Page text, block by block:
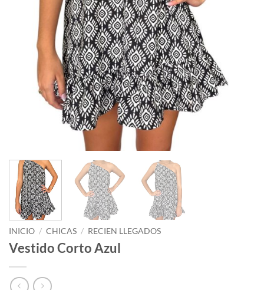
INICIO / CHICAS / RECIEN LLEGADOS
Vestido Corto Azul